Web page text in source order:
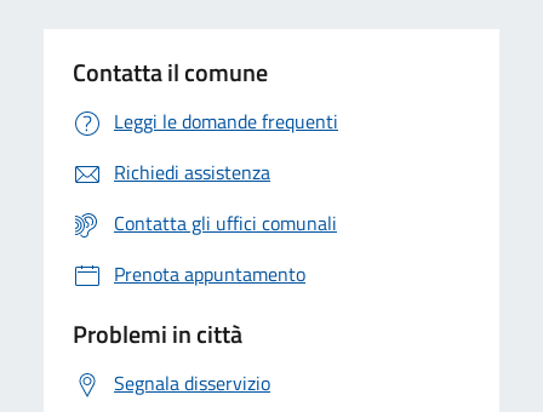
Contatta il comune
Leggi le domande frequenti
Richiedi assistenza
Contatta gli uffici comunali
Prenota appuntamento
Problemi in città
Segnala disservizio